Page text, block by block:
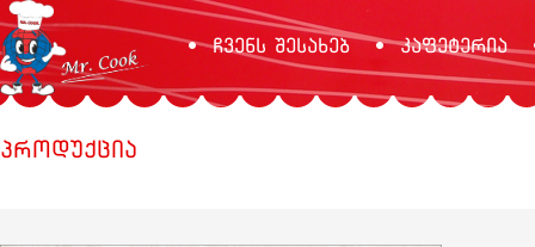
ჩვენს შესახებ კაფეტერია
პროდუქცია